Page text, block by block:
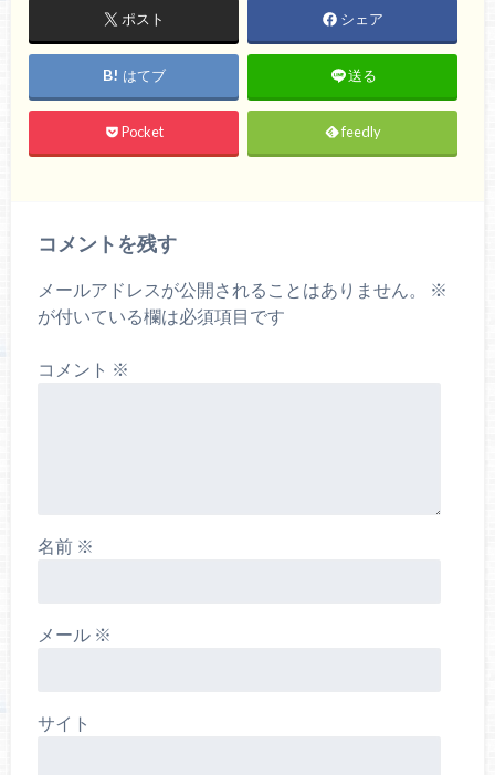
ポスト シェア
はてブ 送る
Pocket feedly
コメントを残す
メールアドレスが公開されることはありません。
※
が付いている欄は必須項目です
コメント ※
名前 ※
メール ※
サイト